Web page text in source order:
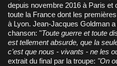
depuis novembre 2016 à Paris et
toute la France dont les
à Lyon. Jean-Jacques Goldman
chanson: "Toute guerre et toute
est tellement absurde, que la
c’est que nous - vivants - ne les
extrait du final par la troupe: "On